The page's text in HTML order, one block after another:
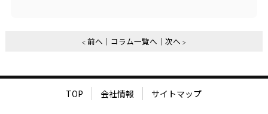
前へ コラム一覧へ 次へ
TOP 会社情報 サイトマップ